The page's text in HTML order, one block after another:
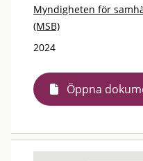
Myndigheten för
(MSB)
2024
Öppna